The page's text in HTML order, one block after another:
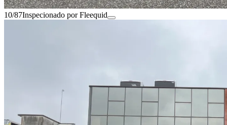
10/87Inspecionado por Fleequid